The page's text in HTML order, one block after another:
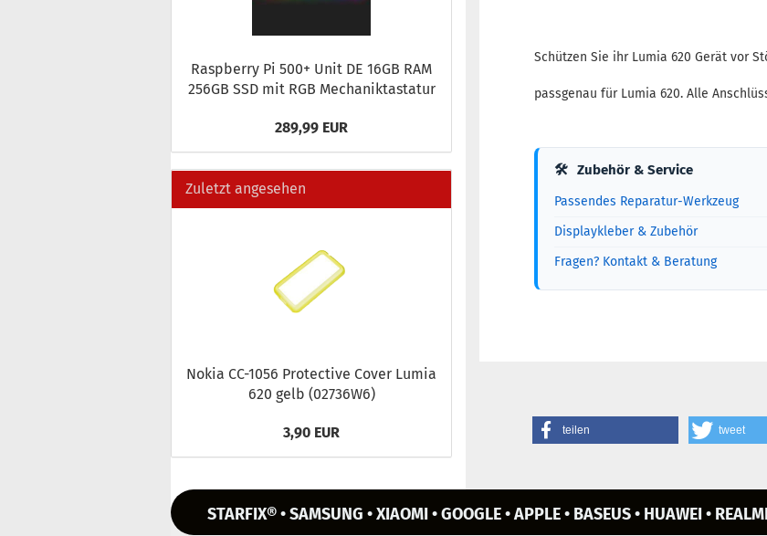
Schützen Sie ihr Lumia 620 Gerät vor
passgenau für Lumia 620. Alle
🛠 Zubehör & Service
Passendes Reparatur-Werkzeug
Displaykleber & Zubehör
Fragen? Kontakt & Beratung
teilen tweet
Raspber­ry Pi 500+ Unit DE 16GB RAM
256GB SSD mit RGB Me­cha­nik­tas­ta­tur
289,99 EUR
Zuletzt angesehen
Nokia CC-​1056 Pro­tec­ti­ve Cover Lumia
620 gelb (02736W6)
3,90 EUR
STARFIX® • SAMSUNG • XIAOMI • GOOGLE • APPLE • BASEUS • HUAWEI •